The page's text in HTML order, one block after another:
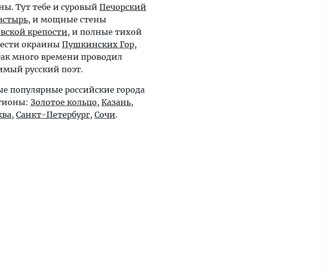
Тут тебе и суровый Печорский
, и мощные стены
крепости, и полные тихой
окраиныПушкинских Гор,
много времени проводил
русский поэт.
популярные российские города
Золотое кольцо, Казань,
, Санкт-Петербург, Сочи.